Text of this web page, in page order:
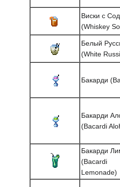
Виски с
(Whiskey
Белый
(White
Бакарди
Бакарди
(Bacardi
Бакарди
(Bacardi
Lemonade)